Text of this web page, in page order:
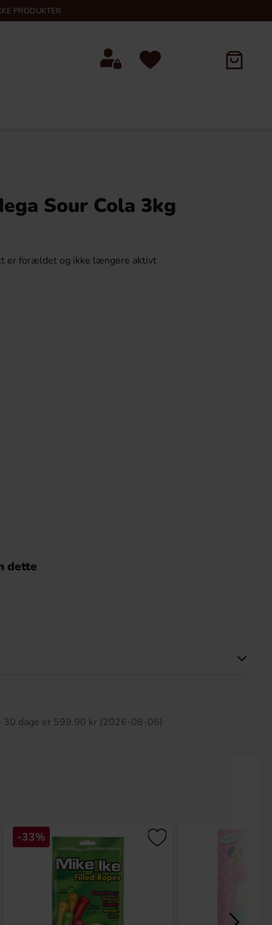
PRODUKTER
Sour Cola 3kg
er forældet og ikke længere aktivt
dette
30 dage er 599.90 kr (2026-08-06)
-33%